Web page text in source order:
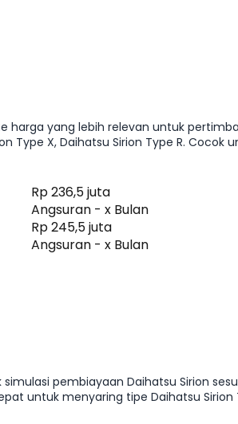
yang lebih relevan untuk
X, Daihatsu Sirion Type R. Cocok
Rp 236,5 juta
Angsuran - x Bulan
Rp 245,5 juta
Angsuran - x Bulan
pembiayaan Daihatsu Sirion
untuk menyaring tipe Daihatsu Sirion